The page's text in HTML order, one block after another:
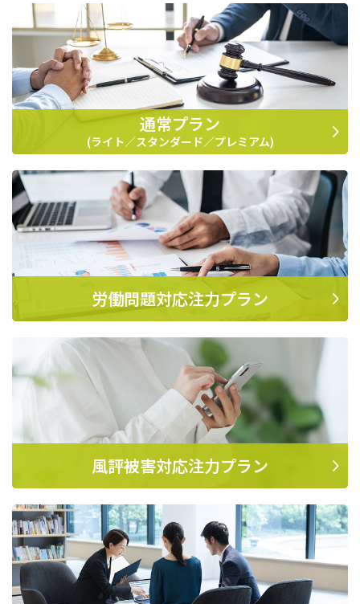
通常プラン
(ライト／スタンダード／プレミアム)
労働問題対応注力プラン
風評被害対応注力プラン